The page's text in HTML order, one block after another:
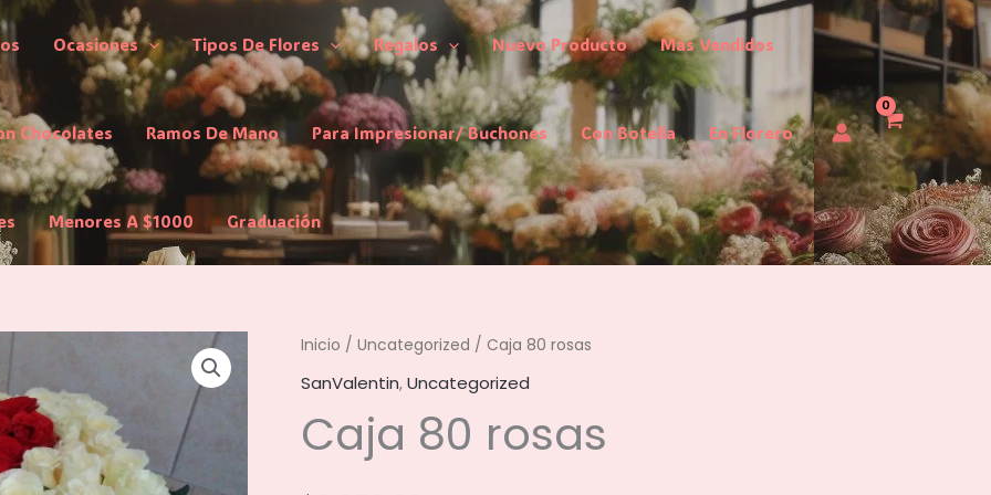
Ocasiones Tipos De Flores Regalos Nuevo Producto Mas Vendidos
Chocolates Ramos De Mano Para Impresionar/ Buchones Con Botella En Florero
Menores A $1000 Graduación
Inicio / Uncategorized / Caja 80 rosas
SanValentin,Uncategorized
Caja 80 rosas